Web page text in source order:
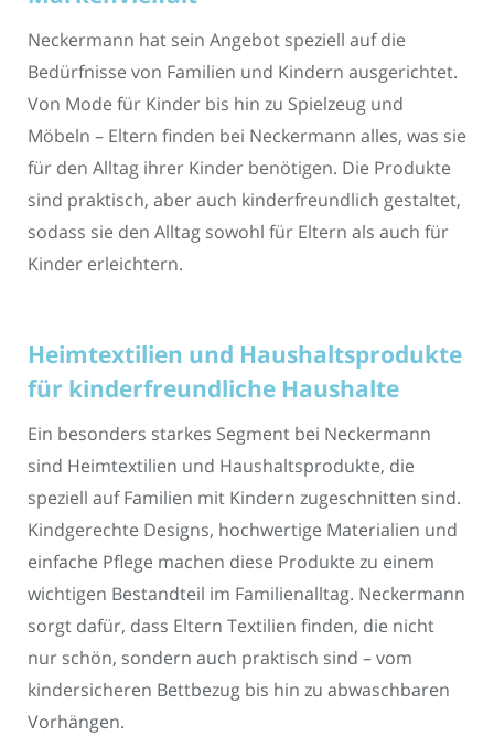
Neckermann hat sein Angebot speziell auf die
Bedürfnisse von Familien und Kindern ausgerichtet.
Von Mode für Kinder bis hin zu Spielzeug und
Möbeln – Eltern finden bei Neckermann alles, was sie
für den Alltag ihrer Kinder benötigen. Die Produkte
sind praktisch, aber auch kinderfreundlich gestaltet,
sodass sie den Alltag sowohl für Eltern als auch für
Kinder erleichtern.
Heimtextilien und Haushaltsprodukte
für kinderfreundliche Haushalte
Ein besonders starkes Segment bei Neckermann
sind Heimtextilien und Haushaltsprodukte, die
speziell auf Familien mit Kindern zugeschnitten sind.
Kindgerechte Designs, hochwertige Materialien und
einfache Pflege machen diese Produkte zu einem
wichtigen Bestandteil im Familienalltag. Neckermann
sorgt dafür, dass Eltern Textilien finden, die nicht
nur schön, sondern auch praktisch sind – vom
kindersicheren Bettbezug bis hin zu abwaschbaren
Vorhängen.